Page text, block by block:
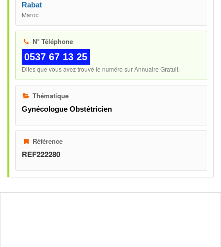
Rabat
Maroc
N° Téléphone
0537 67 13 25
Dites que vous avez trouvé le numéro sur Annuaire Gratuit.
Thématique
Gynécologue Obstétricien
Référence
REF222280